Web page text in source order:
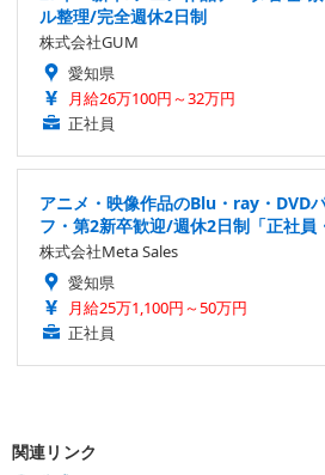
ル整理/完全週休2日制
株式会社GUM
愛知県
月給26万100円～32万円
正社員
アニメ・映像作品のBlu・ray・DVD
フ・第2新卒歓迎/週休2日制「正社員
株式会社Meta Sales
愛知県
月給25万1,100円～50万円
正社員
関連リンク